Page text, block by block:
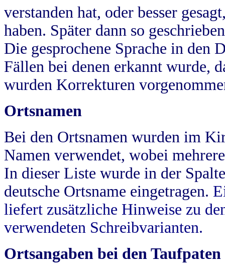
verstanden hat, oder besser
haben. Später dann so
Die gesprochene Sprache in
Fällen bei denen erkannt wurde,
wurden Korrekturen
Ortsnamen
Bei den Ortsnamen wurden im
Namen verwendet, wobei
In dieser Liste wurde in der
deutsche Ortsname eingetragen.
liefert zusätzliche Hinweise zu
verwendeten Schreibvarianten.
Ortsangaben bei den Taufpaten